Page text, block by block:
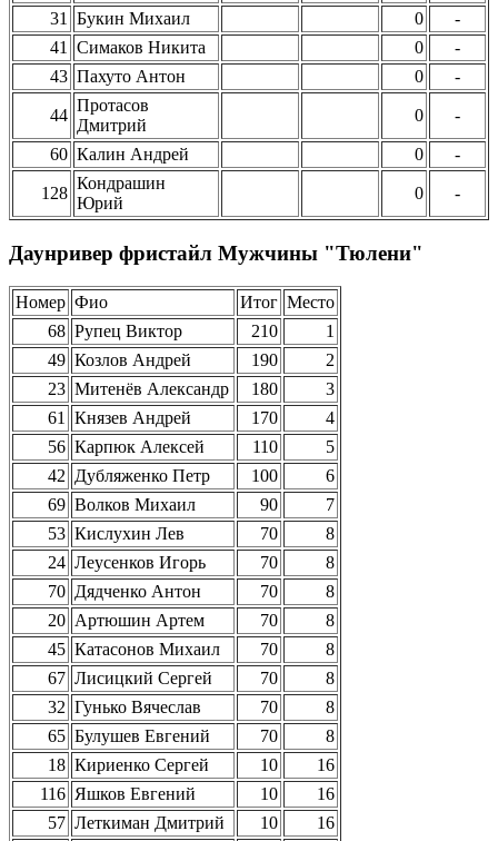
31 Букин Михаил 0
-
41
Симаков Никита 0
-
43 Пахуто Антон 0 -
44
Протасов
Дмитрий
0 -
60 Калин Андрей 0 -
128
Кондрашин
Юрий
0 -
Даунривер фристайл Мужчины "Тюлени"
Номер Фио Итог Место
68 Рупец Виктор 210
1
49 Козлов Андрей 190
2
23 Митенёв Александр 180
3
61
Князев Андрей 170
4
56 Карпюк Алексей 110
5
42 Дубляженко Петр 100
6
69 Волков Михаил 90
7
53 Кислухин Лев 70
8
24 Леусенков Игорь 70
8
70 Дядченко Антон 70
8
20 Артюшин Артем 70
8
45 Катасонов Михаил 70
8
67 Лисицкий Сергей 70
8
32 Гунько Вячеслав 70
8
65 Булушев Евгений 70
8
18 Кириенко Сергей 10
16
116 Яшков Евгений 10
16
57 Леткиман Дмитрий 10
16